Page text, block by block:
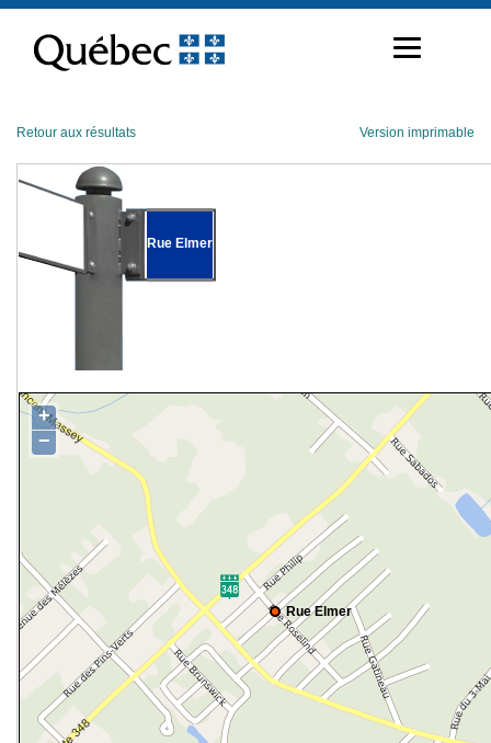
contenu
Retour aux résultats Version imprimable
Rue Elmer
Rue Elmer
+
−